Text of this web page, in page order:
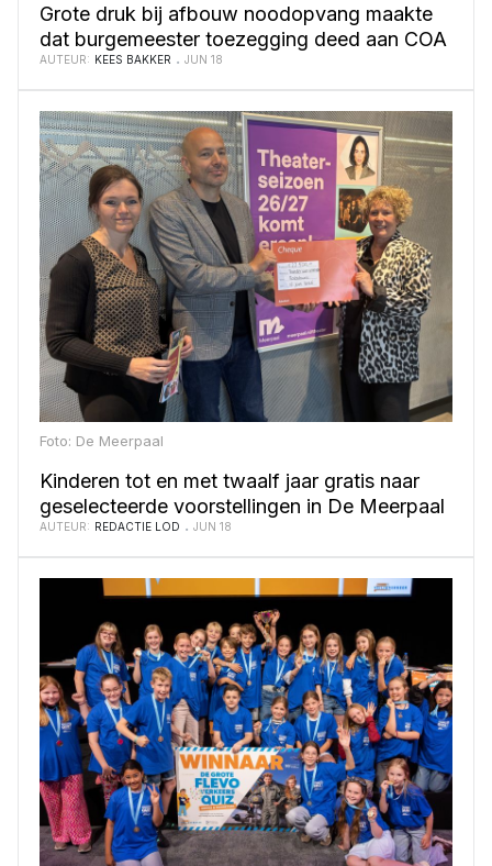
Grote druk bij afbouw noodopvang maakte
dat burgemeester toezegging deed aan COA
AUTEUR: KEES BAKKER JUN 18
Foto: De Meerpaal
Kinderen tot en met twaalf jaar gratis naar
geselecteerde voorstellingen in De Meerpaal
AUTEUR: REDACTIE LOD JUN 18